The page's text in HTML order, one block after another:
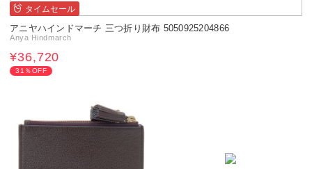
タイムセール
アニヤハインドマーチ 三つ折り財布 5050925204866
Anya Hindmarch
¥36,720
31％OFF